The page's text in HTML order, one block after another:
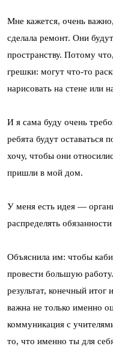
Мне кажется, очень
сделала ремонт. Они
пространству. Потому
грешки: могут что-то
нарисовать на стене или
И я сама буду очень
ребята будут оставаться
хочу, чтобы они
пришли в мой дом.
У меня есть идея —
распределять
Объяснила им: чтобы
провести большую
результат, конечный
важна не только именно
коммуникация с
то, что именно ты для